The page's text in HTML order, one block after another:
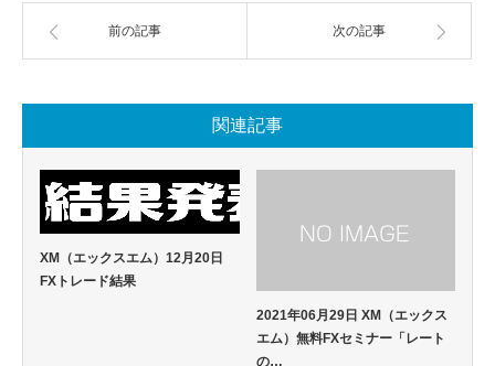
前の記事 次の記事
関連記事
XM（エックスエム）12月20日
FXトレード結果
2021年06月29日 XM（エックス
エム）無料FXセミナー「レート
の…